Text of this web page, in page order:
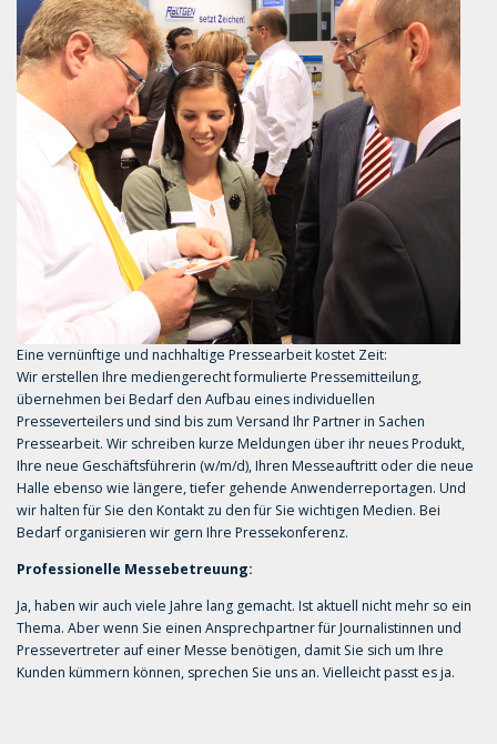
Eine vernünftige und nachhaltige Pressearbeit kostet Zeit:
Wir erstellen Ihre mediengerecht formulierte Pressemitteilung,
übernehmen bei Bedarf den Aufbau eines individuellen
Presseverteilers und sind bis zum Versand Ihr Partner in Sachen
Pressearbeit. Wir schreiben kurze Meldungen über ihr neues Produkt,
Ihre neue Geschäftsführerin (w/m/d), Ihren Messeauftritt oder die neue
Halle ebenso wie längere, tiefer gehende Anwenderreportagen. Und
wir halten für Sie den Kontakt zu den für Sie wichtigen Medien. Bei
Bedarf organisieren wir gern Ihre Pressekonferenz.
Professionelle Messebetreuung:
Ja, haben wir auch viele Jahre lang gemacht. Ist aktuell nicht mehr so ein
Thema. Aber wenn Sie einen Ansprechpartner für Journalistinnen und
Pressevertreter auf einer Messe benötigen, damit Sie sich um Ihre
Kunden kümmern können, sprechen Sie uns an. Vielleicht passt es ja.